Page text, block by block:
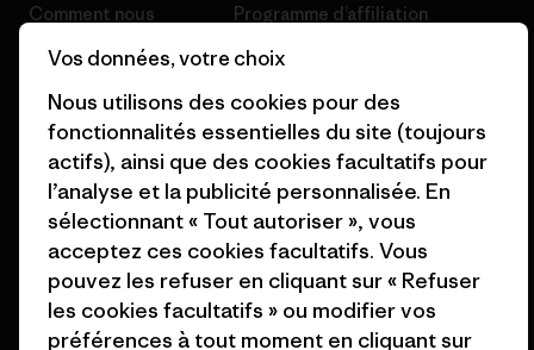
Comment nous
Cartes cadeaux
Nos magasins
Programme d’affiliation
Patagonia Luxembourg Plan du
© 2026 Patagonia, Inc. All Rights Reserved.
Vos données, votre choix
Nous utilisons des cookies pour des
fonctionnalités essentielles du site (toujours
actifs), ainsi que des cookies facultatifs pour
l’analyse et la publicité personnalisée. En
sélectionnant « Tout autoriser », vous
acceptez ces cookies facultatifs. Vous
pouvez les refuser en cliquant sur « Refuser
les cookies facultatifs » ou modifier vos
préférences à tout moment en cliquant sur